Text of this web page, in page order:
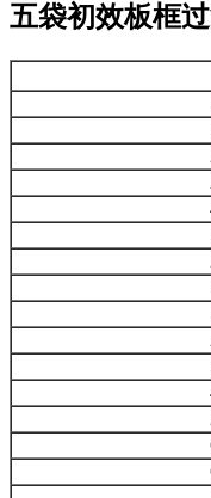
五袋初效板框